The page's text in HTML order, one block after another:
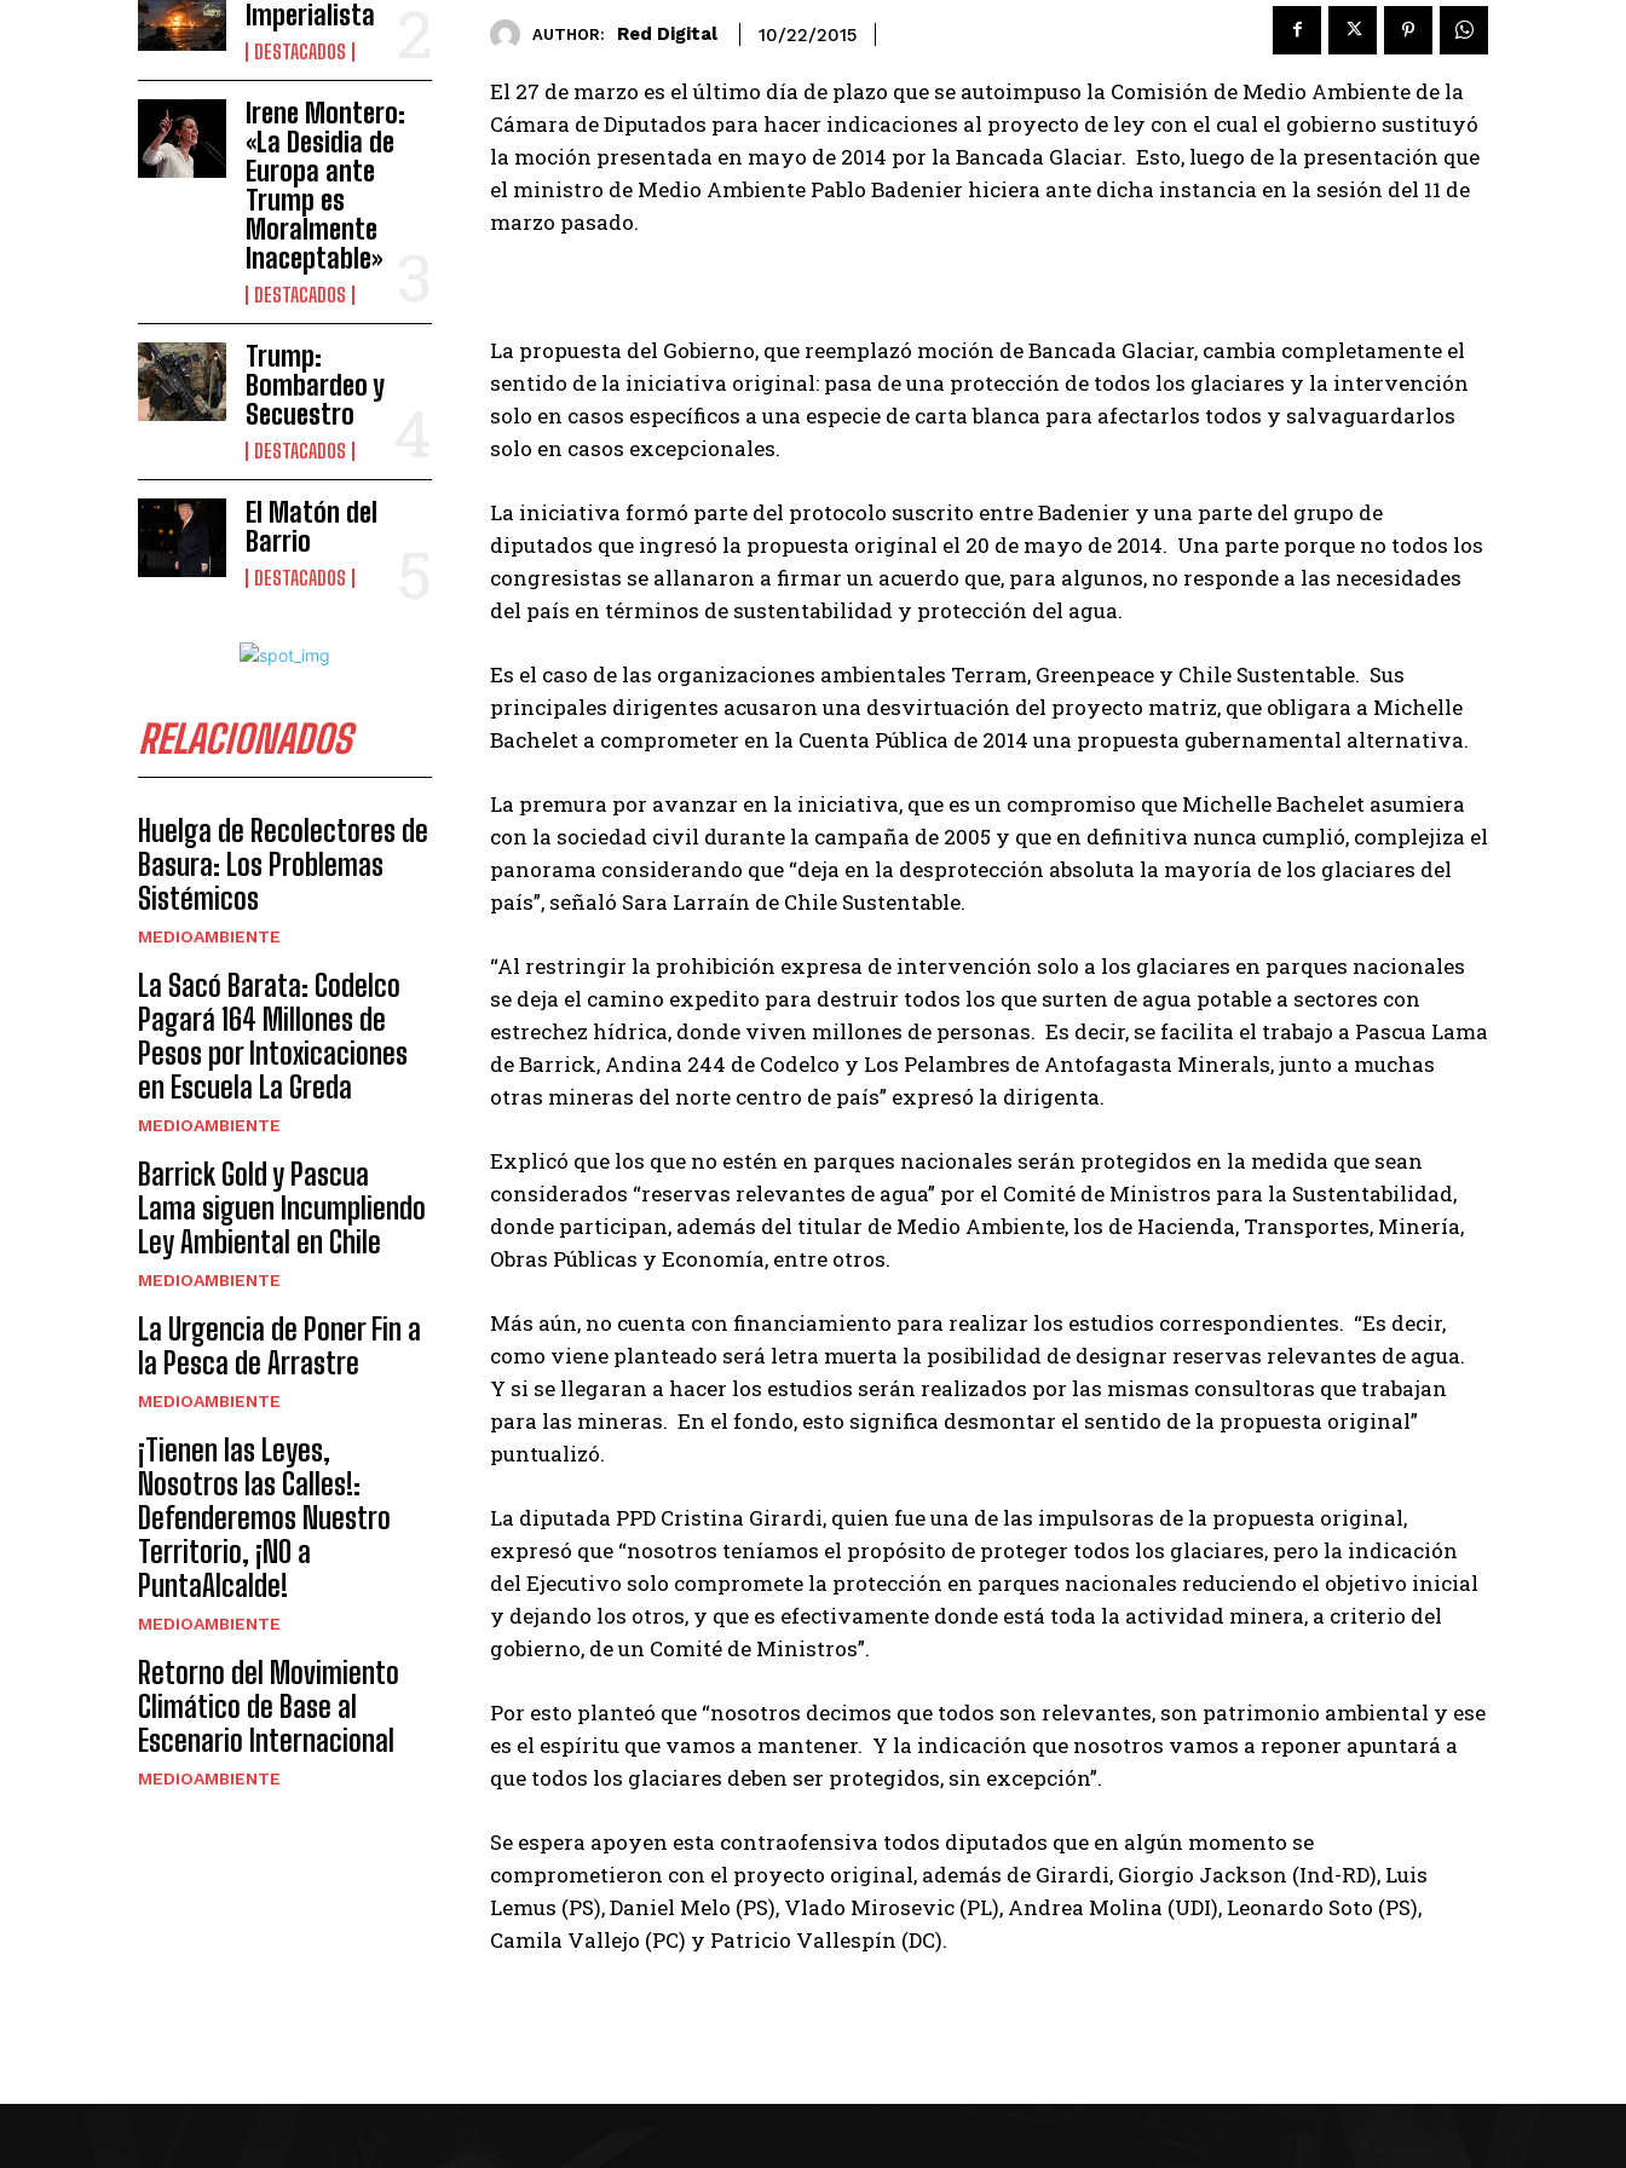
Imperialista
DESTACADOS
Irene Montero:
«La Desidia de
Europa ante
Trump es
Moralmente
Inaceptable»
DESTACADOS
Trump:
Bombardeo y
Secuestro
DESTACADOS
El Matón del
Barrio
DESTACADOS
RELACIONADOS
Huelga de Recolectores de
Basura: Los Problemas
Sistémicos
MEDIOAMBIENTE
La Sacó Barata: Codelco
Pagará 164 Millones de
Pesos por Intoxicaciones
en Escuela La Greda
MEDIOAMBIENTE
Barrick Gold y Pascua
Lama siguen Incumpliendo
Ley Ambiental en Chile
MEDIOAMBIENTE
La Urgencia de Poner Fin a
la Pesca de Arrastre
MEDIOAMBIENTE
¡Tienen las Leyes,
Nosotros las Calles!:
Defenderemos Nuestro
Territorio, ¡N0 a
PuntaAlcalde!
MEDIOAMBIENTE
Retorno del Movimiento
Climático de Base al
Escenario Internacional
MEDIOAMBIENTE
AUTHOR: Red Digital 10/22/2015
El 27 de marzo es el último día de plazo que se autoimpuso la Comisión de Medio Ambiente de la
Cámara de Diputados para hacer indicaciones al proyecto de ley con el cual el gobierno sustituyó
la moción presentada en mayo de 2014 por la Bancada Glaciar. Esto, luego de la presentación que
el ministro de Medio Ambiente Pablo Badenier hiciera ante dicha instancia en la sesión del 11 de
marzo pasado.
La propuesta del Gobierno, que reemplazó moción de Bancada Glaciar, cambia completamente el
sentido de la iniciativa original: pasa de una protección de todos los glaciares y la intervención
solo en casos específicos a una especie de carta blanca para afectarlos todos y salvaguardarlos
solo en casos excepcionales.
La iniciativa formó parte del protocolo suscrito entre Badenier y una parte del grupo de
diputados que ingresó la propuesta original el 20 de mayo de 2014. Una parte porque no todos los
congresistas se allanaron a firmar un acuerdo que, para algunos, no responde a las necesidades
del país en términos de sustentabilidad y protección del agua.
Es el caso de las organizaciones ambientales Terram, Greenpeace y Chile Sustentable. Sus
principales dirigentes acusaron una desvirtuación del proyecto matriz, que obligara a Michelle
Bachelet a comprometer en la Cuenta Pública de 2014 una propuesta gubernamental alternativa.
La premura por avanzar en la iniciativa, que es un compromiso que Michelle Bachelet asumiera
con la sociedad civil durante la campaña de 2005 y que en definitiva nunca cumplió, complejiza el
panorama considerando que “deja en la desprotección absoluta la mayoría de los glaciares del
país”, señaló Sara Larraín de Chile Sustentable.
“Al restringir la prohibición expresa de intervención solo a los glaciares en parques nacionales
se deja el camino expedito para destruir todos los que surten de agua potable a sectores con
estrechez hídrica, donde viven millones de personas. Es decir, se facilita el trabajo a Pascua Lama
de Barrick, Andina 244 de Codelco y Los Pelambres de Antofagasta Minerals, junto a muchas
otras mineras del norte centro de país” expresó la dirigenta.
Explicó que los que no estén en parques nacionales serán protegidos en la medida que sean
considerados “reservas relevantes de agua” por el Comité de Ministros para la Sustentabilidad,
donde participan, además del titular de Medio Ambiente, los de Hacienda, Transportes, Minería,
Obras Públicas y Economía, entre otros.
Más aún, no cuenta con financiamiento para realizar los estudios correspondientes. “Es decir,
como viene planteado será letra muerta la posibilidad de designar reservas relevantes de agua.
Y si se llegaran a hacer los estudios serán realizados por las mismas consultoras que trabajan
para las mineras. En el fondo, esto significa desmontar el sentido de la propuesta original”
puntualizó.
La diputada PPD Cristina Girardi, quien fue una de las impulsoras de la propuesta original,
expresó que “nosotros teníamos el propósito de proteger todos los glaciares, pero la indicación
del Ejecutivo solo compromete la protección en parques nacionales reduciendo el objetivo inicial
y dejando los otros, y que es efectivamente donde está toda la actividad minera, a criterio del
gobierno, de un Comité de Ministros”.
Por esto planteó que “nosotros decimos que todos son relevantes, son patrimonio ambiental y ese
es el espíritu que vamos a mantener. Y la indicación que nosotros vamos a reponer apuntará a
que todos los glaciares deben ser protegidos, sin excepción”.
Se espera apoyen esta contraofensiva todos diputados que en algún momento se
comprometieron con el proyecto original, además de Girardi, Giorgio Jackson (Ind-RD), Luis
Lemus (PS), Daniel Melo (PS), Vlado Mirosevic (PL), Andrea Molina (UDI), Leonardo Soto (PS),
Camila Vallejo (PC) y Patricio Vallespín (DC).